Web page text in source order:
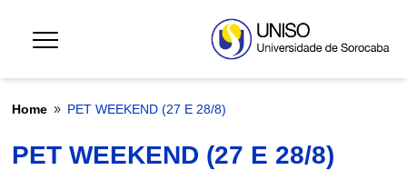
Home 9 PET WEEKEND (27 E 28/8)
PET WEEKEND (27 E 28/8)